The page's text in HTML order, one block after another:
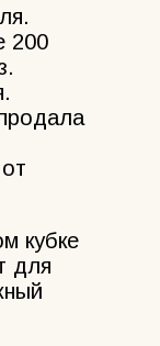
200
кубке
для